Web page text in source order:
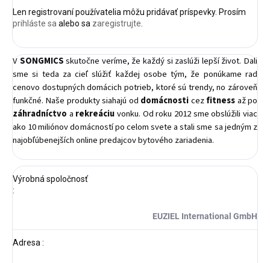
Len registrovaní používatelia môžu pridávať príspevky. Prosím
prihláste saalebo sa zaregistrujte.
VSONGMICSskutočne veríme, že každý si zaslúži lepší život. Dali
sme si teda za cieľ slúžiť každej osobe tým, že ponúkame rad
cenovo dostupných domácich potrieb, ktoré sú trendy, no zároveň
funkčné. Naše produkty siahajú od domácnosticezfitnessaž po
záhradníctvo a rekreáciuvonku. Od roku 2012 sme obslúžili viac
ako 10 miliónov domácností po celom svete a stali sme sa jedným z
najobľúbenejších online predajcov bytového zariadenia.
Výrobná spoločnosť
:
EUZIEL International GmbH
Adresa: